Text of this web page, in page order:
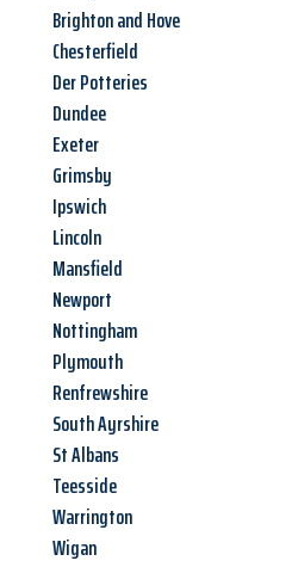
Brighton and Hove
Chesterfield
Der Potteries
Dundee
Exeter
Grimsby
Ipswich
Lincoln
Mansfield
Newport
Nottingham
Plymouth
Renfrewshire
South Ayrshire
St Albans
Teesside
Warrington
Wigan